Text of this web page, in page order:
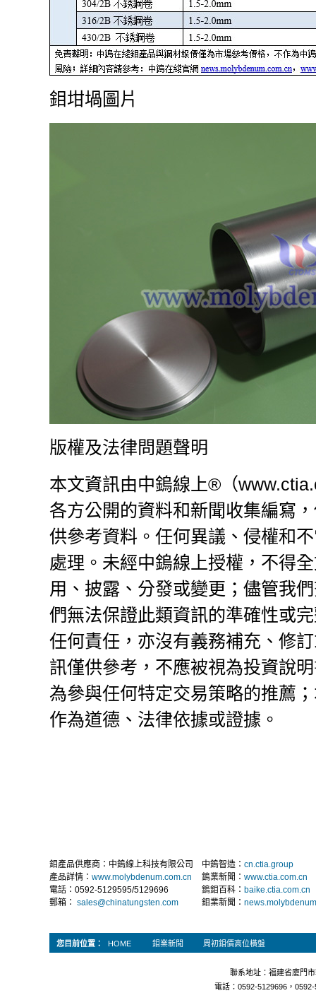
鉬坩堝圖片
版權及法律問題聲明
本文資訊由中鎢線上®（
各方公開的資料和新聞收集編寫
供參考資料。任何異議、侵權和
處理。未經中鎢線上授權，不得
用、披露、分發或變更；儘管我
們無法保證此類資訊的準確性或
任何責任，亦沒有義務補充、修
訊僅供參考，不應被視為投資說
為參與任何特定交易策略的推薦
作為道德、法律依據或證據。
鉬產品供應商：中鎢線上科技有限公司 中鎢智造： cn.ctia.group
產品詳情： www.molybdenum.com.cn 鎢業新聞： www.ctia.com.cn
電話：0592-5129595/5129696
鎢鉬百科： baike.ctia.com.cn
郵箱： sales@chinatungsten.com 鉬業新聞：
您目前位置： HOME 鉬業新聞 周初鉬價高位橫盤
聯系地址：福建省廈門
電話：0592-5129696，